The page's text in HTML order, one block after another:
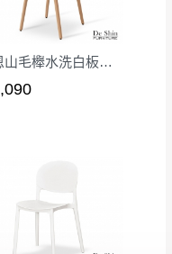
肯恩山毛櫸水洗白板面餐椅(2287)